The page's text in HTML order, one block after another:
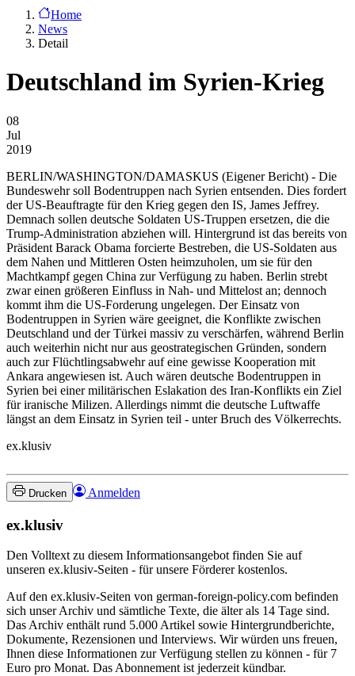
Home
News
Detail
Deutschland im Syrien-Krieg
08
Jul
2019
BERLIN/WASHINGTON/DAMASKUS (Eigener Bericht) - Die
Bundeswehr soll Bodentruppen nach Syrien entsenden. Dies fordert
der US-Beauftragte für den Krieg gegen den IS, James Jeffrey.
Demnach sollen deutsche Soldaten US-Truppen ersetzen, die die
Trump-Administration abziehen will. Hintergrund ist das bereits von
Präsident Barack Obama forcierte Bestreben, die US-Soldaten aus
dem Nahen und Mittleren Osten heimzuholen, um sie für den
Machtkampf gegen China zur Verfügung zu haben. Berlin strebt
zwar einen größeren Einfluss in Nah- und Mittelost an; dennoch
kommt ihm die US-Forderung ungelegen. Der Einsatz von
Bodentruppen in Syrien wäre geeignet, die Konflikte zwischen
Deutschland und der Türkei massiv zu verschärfen, während Berlin
auch weiterhin nicht nur aus geostrategischen Gründen, sondern
auch zur Flüchtlingsabwehr auf eine gewisse Kooperation mit
Ankara angewiesen ist. Auch wären deutsche Bodentruppen in
Syrien bei einer militärischen Eslakation des Iran-Konflikts ein Ziel
für iranische Milizen. Allerdings nimmt die deutsche Luftwaffe
längst an dem Einsatz in Syrien teil - unter Bruch des Völkerrechts.
ex.klusiv
Drucken Anmelden
ex.klusiv
Den Volltext zu diesem Informationsangebot finden Sie auf
unseren ex.klusiv-Seiten - für unsere Förderer kostenlos.
Auf den ex.klusiv-Seiten von german-foreign-policy.com befinden
sich unser Archiv und sämtliche Texte, die älter als 14 Tage sind.
Das Archiv enthält rund 5.000 Artikel sowie Hintergrundberichte,
Dokumente, Rezensionen und Interviews. Wir würden uns freuen,
Ihnen diese Informationen zur Verfügung stellen zu können - für 7
Euro pro Monat. Das Abonnement ist jederzeit kündbar.